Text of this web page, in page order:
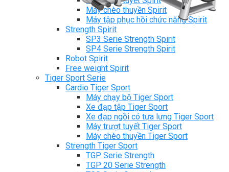
Máy chèo thuyền Spirit
Máy tập phục hồi chức năng Spirit
Strength Spirit
SP3 Serie Strength Spirit
SP4 Serie Strength Spirit
Robot Spirit
Free weight Spirit
Tiger Sport Serie
Cardio Tiger Sport
Máy chạy bộ Tiger Sport
Xe đạp tập Tiger Sport
Xe đạp ngồi có tựa lưng Tiger Sport
Máy trượt tuyết Tiger Sport
Máy chèo thuyền Tiger Sport
Strength Tiger Sport
TGP Serie Strength
TGP 20 Serie Strength